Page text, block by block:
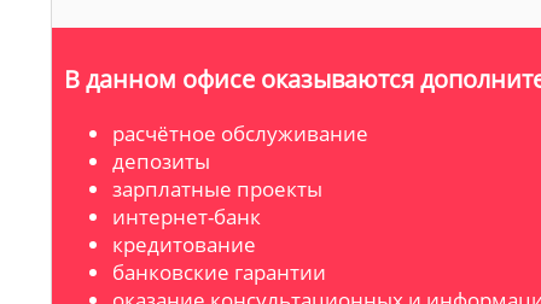
В данном офисе оказываются
расчётное обслуживание
депозиты
зарплатные проекты
интернет-банк
кредитование
банковские гарантии